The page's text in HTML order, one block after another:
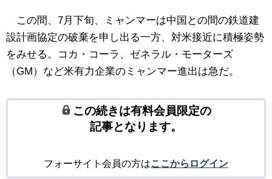
この間、7月下旬、ミャンマーは中国との間の鉄道建
設計画協定の破棄を申し出る一方、対米接近に積極姿勢
をみせる。コカ・コーラ、ゼネラル・モーターズ
（GM）など米有力企業のミャンマー進出は急だ。
この続きは有料会員限定の
記事となります。
フォーサイト会員の方はここからログイン